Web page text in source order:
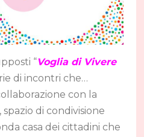
“Voglia di Vivere
di incontri che…
con la
di condivisione
casa dei cittadini che